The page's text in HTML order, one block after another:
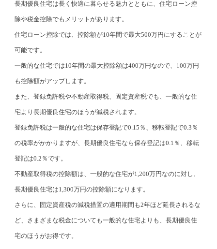
長期優良住宅は長く快適に暮らせる魅力とともに、住宅ローン控
除や税金控除でもメリットがあります。
住宅ローン控除では、控除額が10年間で最大500万円にすることが
可能です。
一般的な住宅では10年間の最大控除額は400万円なので、100万円
も控除額がアップします。
また、登録免許税や不動産取得税、固定資産税でも、一般的な住
宅より長期優良住宅のほうが減税されます。
登録免許税は一般的な住宅は保存登記で0.15％、移転登記で0.3％
の税率がかかりますが、長期優良住宅なら保存登記は0.1％、移転
登記は0.2％です。
不動産取得税の控除額は、一般的な住宅が1,200万円なのに対し、
長期優良住宅は1,300万円の控除額になります。
さらに、固定資産税の減税措置の適用期間も2年ほど延長されるな
ど、さまざまな税金についても一般的な住宅よりも、長期優良住
宅のほうがお得です。